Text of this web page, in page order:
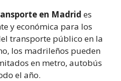
en Madrid es
y económica para los
transporte público en la
los madrileños pueden
en metro, autobús
el año.